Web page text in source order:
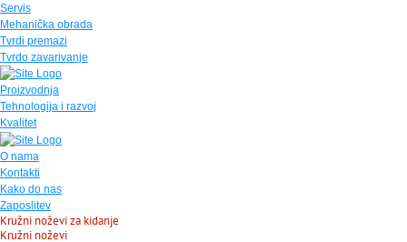
Servis
Mehanička obrada
Tvrdi premazi
Tvrdo zavarivanje
Proizvodnja
Tehnologija i razvoj
Kvalitet
O nama
Kontakti
Kako do nas
Zaposlitev
Kružni noževi za kidanje
Kružni noževi